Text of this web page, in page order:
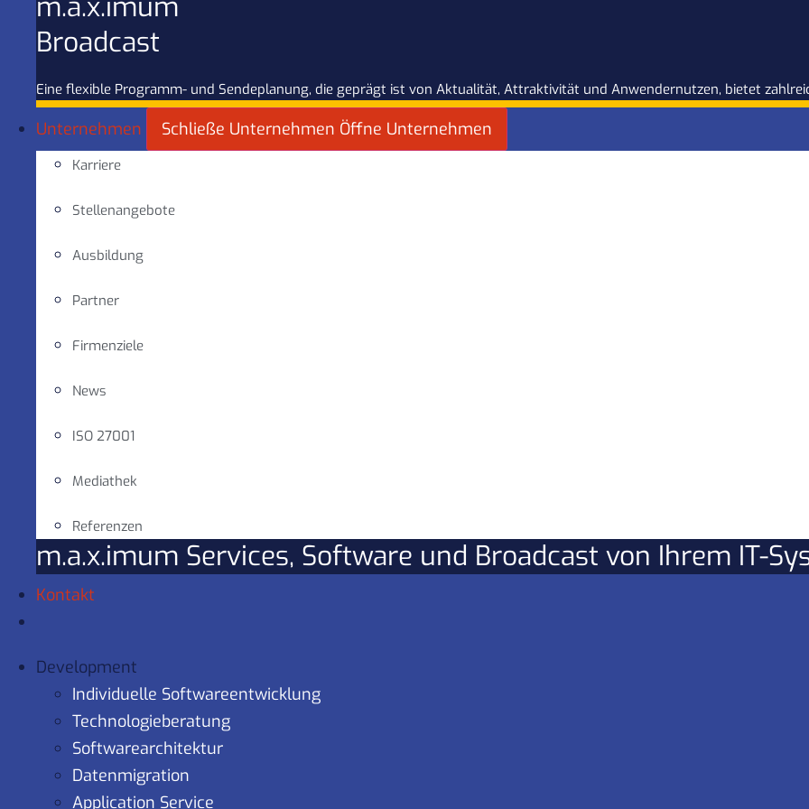
m.a.x.imum
Broadcast
Eine flexible Programm- und Sendeplanung, die geprägt ist von Aktualität, Attraktivität und Anwendernutzen, bietet
Unternehmen Schließe Unternehmen Öffne Unternehmen
Karriere
Stellenangebote
Ausbildung
Partner
Firmenziele
News
ISO 27001
Mediathek
Referenzen
m.a.x.imum Services, Software und Broadcast von Ihrem IT-
Kontakt
Development
Individuelle Softwareentwicklung
Technologieberatung
Softwarearchitektur
Datenmigration
Application Service